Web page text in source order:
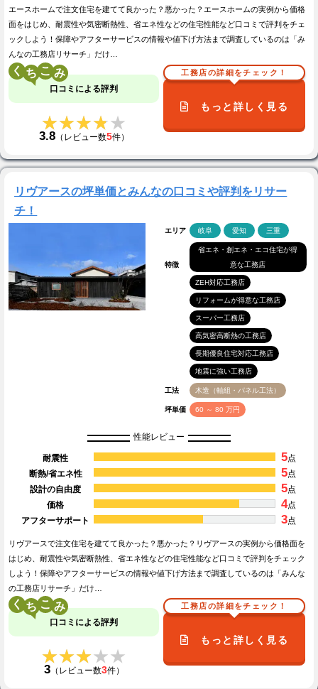
エースホームで注文住宅を建てて良かった？悪かった？エースホームの実例から価格
面をはじめ、耐震性や気密断熱性、省エネ性などの住宅性能など口コミで評判をチェ
ックしよう！保障やアフターサービスの情報や値下げ方法まで調査しているのは「み
んなの工務店リサーチ」だけ…
く こ
口コミによる評判
★★★★★
★★★★★
3.8（レビュー数5件）
工務店の詳細をチェック！
もっと詳しく見る
リヴアースの坪単価とみんなの口コミや評判をリサー
チ！
エリア 岐阜 愛知 三重
特徴
省エネ・創エネ・エコ住宅が得
意な工務店
ZEH対応工務店
リフォームが得意な工務店
スーパー工務店
高気密高断熱の工務店
長期優良住宅対応工務店
地震に強い工務店
工法 木造（軸組・パネル工法）
坪単価 60 ～ 80 万円
性能レビュー
耐震性 5点
断熱/省エネ性
5点
設計の自由度
5点
価格
4点
アフターサポート
3点
リヴアースで注文住宅を建てて良かった？悪かった？リヴアースの実例から価格面を
はじめ、耐震性や気密断熱性、省エネ性などの住宅性能など口コミで評判をチェック
しよう！保障やアフターサービスの情報や値下げ方法まで調査しているのは「みんな
の工務店リサーチ」だけ…
く こ
口コミによる評判
★★★★★
★★★★★
3（レビュー数3件）
工務店の詳細をチェック！
もっと詳しく見る